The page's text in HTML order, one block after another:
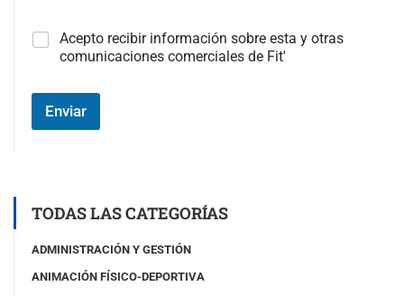
C
a
p
i
)
Acepto recibir información sobre esta y otras
comunicaciones comerciales de Fit'
Enviar
TODAS LAS CATEGORÍAS
ADMINISTRACIÓN Y GESTIÓN
ANIMACIÓN FÍSICO-DEPORTIVA